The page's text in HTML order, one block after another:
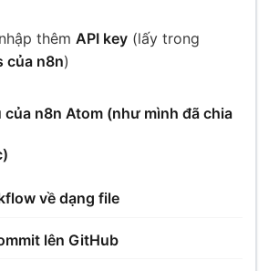
thêm API key (lấy trong
của n8n)
của n8n Atom (như mình đã chia
về dạng file
lên GitHub